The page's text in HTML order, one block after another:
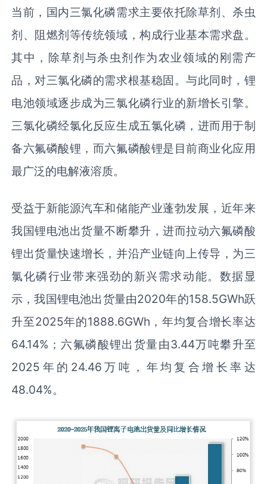
当前，国内三氯化磷需求主要依托除草剂、杀虫
剂、阻燃剂等传统领域，构成行业基本需求盘。
其中，除草剂与杀虫剂作为农业领域的刚需产
品，对三氯化磷的需求根基稳固。与此同时，锂
电池领域逐步成为三氯化磷行业的新增长引擎。
三氯化磷经氯化反应生成五氯化磷，进而用于制
备六氟磷酸锂，而六氟磷酸锂是目前商业化应用
最广泛的电解液溶质。
受益于新能源汽车和储能产业蓬勃发展，近年来
我国锂电池出货量不断攀升，进而拉动六氟磷酸
锂出货量快速增长，并沿产业链向上传导，为三
氯化磷行业带来强劲的新兴需求动能。数据显
示，我国锂电池出货量由2020年的158.5GWh跃
升至2025年的1888.6GWh，年均复合增长率达
64.14%；六氟磷酸锂出货量由3.44万吨攀升至
2025年的24.46万吨，年均复合增长率达
48.04%。